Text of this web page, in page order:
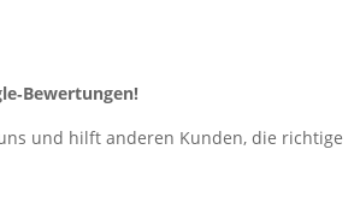
und hilft anderen Kunden, die richtige